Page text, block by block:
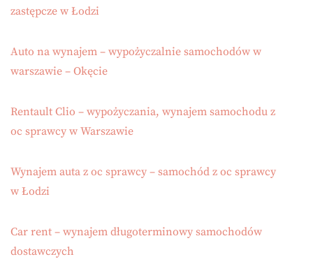
zastępcze w Łodzi
Auto na wynajem – wypożyczalnie samochodów w
warszawie – Okęcie
Rentault Clio – wypożyczania, wynajem samochodu z
oc sprawcy w Warszawie
Wynajem auta z oc sprawcy – samochód z oc sprawcy
w Łodzi
Car rent – wynajem długoterminowy samochodów
dostawczych